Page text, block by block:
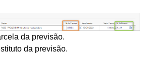
da previsão.
da previsão.